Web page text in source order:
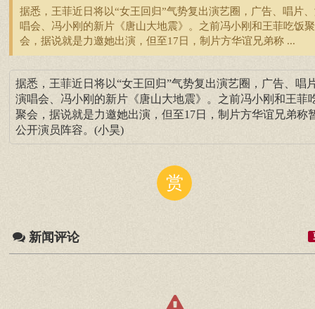
据悉，王菲近日将以“女王回归”气势复出演艺圈，广告、唱片
唱会、冯小刚的新片《唐山大地震》。之前冯小刚和王菲吃饭聚
会，据说就是力邀她出演，但至17日，制片方华谊兄弟称 ...
据悉，王菲近日将以“女王回归”气势复出演艺圈，广告、唱
演唱会、冯小刚的新片《唐山大地震》。之前冯小刚和王菲
聚会，据说就是力邀她出演，但至17日，制片方华谊兄弟称
公开演员阵容。(小昊)
赏
新闻评论